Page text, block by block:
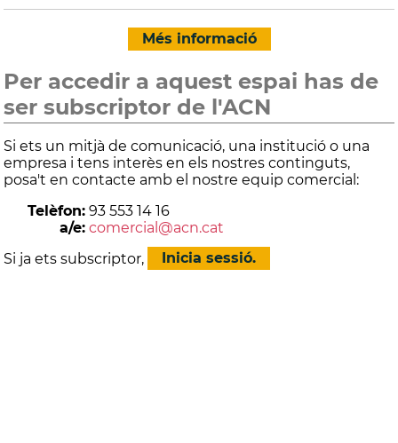
Més informació
Per accedir a aquest espai has de
ser subscriptor de l'ACN
Si ets un mitjà de comunicació, una institució o una
empresa i tens interès en els nostres continguts,
posa't en contacte amb el nostre equip comercial:
Telèfon: 93 553 14 16
a/e: comercial@acn.cat
Si ja ets subscriptor,
Inicia sessió.